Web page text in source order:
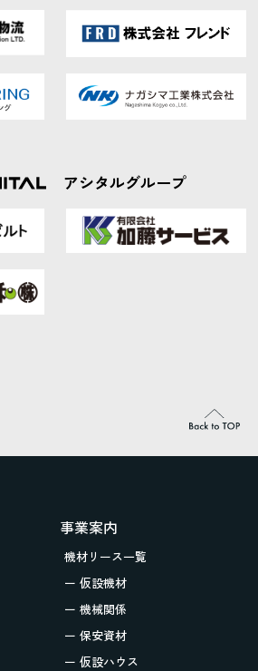
アシタルグループ
事業案内
機材リース一覧
ー 仮設機材
ー 機械関係
ー 保安資材
ー 仮設ハウス